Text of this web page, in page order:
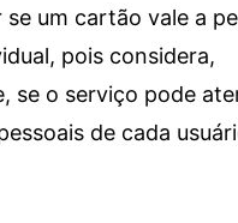
se um cartão vale a
pois considera,
se o serviço pode
de cada